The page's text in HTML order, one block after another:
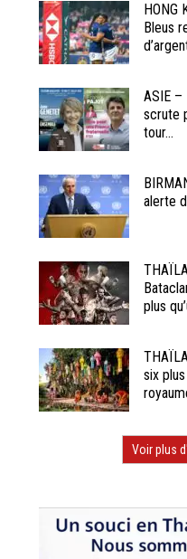
HONG
Bleus
ASIE –
scrute
tour...
alerte
plus
six
Voir plus